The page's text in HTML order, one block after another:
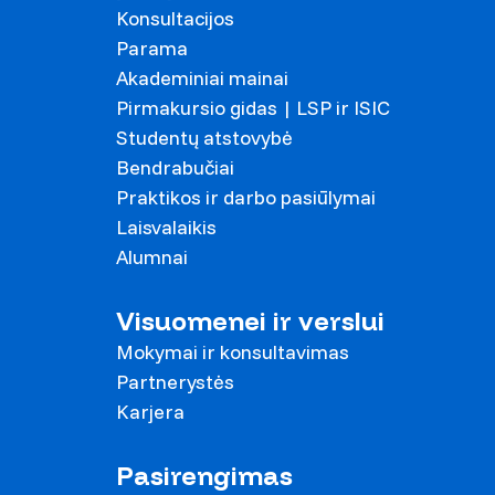
Konsultacijos
Parama
Akademiniai mainai
Pirmakursio gidas | LSP ir ISIC
Studentų atstovybė
Bendrabučiai
Praktikos ir darbo pasiūlymai
Laisvalaikis
Alumnai
Visuomenei ir verslui
Mokymai ir konsultavimas
Partnerystės
Karjera
Pasirengimas